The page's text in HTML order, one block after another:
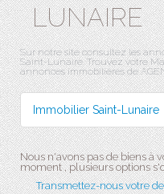
LUNAIRE
Sur notre site consultez les
Saint-Lunaire. Trouvez votre
annonces immobilières de
Immobilier Saint-Lunaire
Nous n'avons pas de biens à
moment , plusieurs options
Transmettez-nous votre